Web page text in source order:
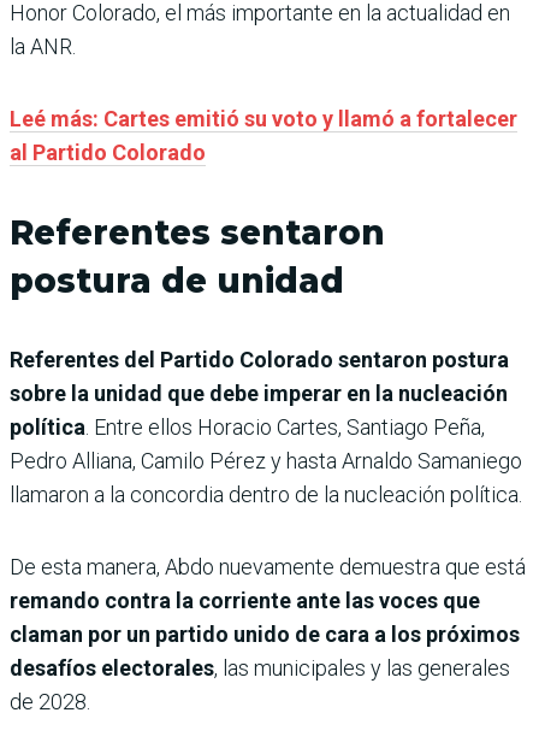
Honor Colorado, el más importante en la actualidad en
la ANR.
Leé más: Cartes emitió su voto y llamó a fortalecer
al Partido Colorado
Referentes sentaron
postura de unidad
Referentes del Partido Colorado sentaron postura
sobre la unidad que debe imperar en la nucleación
política. Entre ellos Horacio Cartes, Santiago Peña,
Pedro Alliana, Camilo Pérez y hasta Arnaldo Samaniego
llamaron a la concordia dentro de la nucleación política.
De esta manera, Abdo nuevamente demuestra que está
remando contra la corriente ante las voces que
claman por un partido unido de cara a los próximos
desafíos electorales, las municipales y las generales
de 2028.